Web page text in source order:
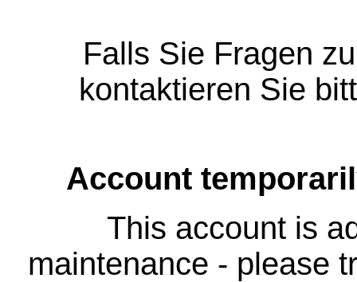
Falls Sie Fragen
kontaktieren Sie
Account
This account is
maintenance - please